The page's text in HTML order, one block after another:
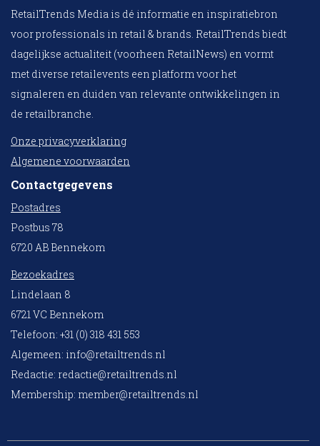
RetailTrends Media is dé informatie en inspiratiebron
voor professionals in retail & brands. RetailTrends biedt
dagelijkse actualiteit (voorheen RetailNews) en vormt
met diverse retailevents een platform voor het
signaleren en duiden van relevante ontwikkelingen in
de retailbranche.
Onze privacyverklaring
Algemene voorwaarden
Contactgegevens
Postadres
Postbus 78
6720 AB Bennekom
Bezoekadres
Lindelaan 8
6721 VC Bennekom
Telefoon: +31 (0) 318 431 553
Algemeen: info@retailtrends.nl
Redactie: redactie@retailtrends.nl
Membership: member@retailtrends.nl